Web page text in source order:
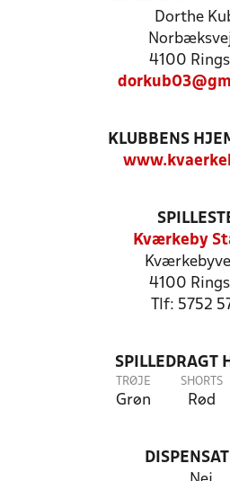
Dorthe
4100
KLUBBENS
Kværkeby
4100
Tlf: 5752
SPILLEDRAGT
TRØJE
Grøn
SHORTS
Rød